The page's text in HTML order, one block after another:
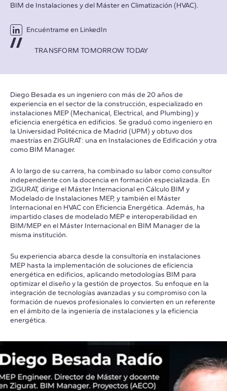
BIM de Instalaciones y del Máster en Climatización (HVAC).
Encuéntrame en LinkedIn
TRANSFORM TOMORROW TODAY
Diego Besada es un ingeniero con más de 20 años de
experiencia en el sector de la construcción, especializado en
instalaciones MEP (Mechanical, Electrical, and Plumbing) y
eficiencia energética en edificios. Se graduó como ingeniero en
la Universidad Politécnica de Madrid (UPM) y obtuvo dos
maestrías en ZIGURAT: una en Instalaciones de Edificación y otra
como BIM Manager.
A lo largo de su carrera, ha combinado su labor como consultor
independiente con la docencia en formación especializada. En
ZIGURAT, dirige el Máster Internacional en Cálculo BIM y
Modelado de Instalaciones MEP, y también el Máster
Internacional en HVAC con Eficiencia Energética. Además, ha
impartido clases de modelado MEP e interoperabilidad en
BIM/MEP en el Máster Internacional en BIM Manager de la
misma institución.
Su experiencia abarca desde la consultoría en instalaciones
MEP hasta la implementación de soluciones de eficiencia
energética en edificios, aplicando metodologías BIM para
optimizar el diseño y la gestión de proyectos. Su enfoque en la
integración de tecnologías avanzadas y su compromiso con la
formación de nuevos profesionales lo convierten en un referente
en el ámbito de la ingeniería de instalaciones y la eficiencia
energética.